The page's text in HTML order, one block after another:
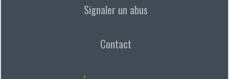
Signaler un abus
Contact